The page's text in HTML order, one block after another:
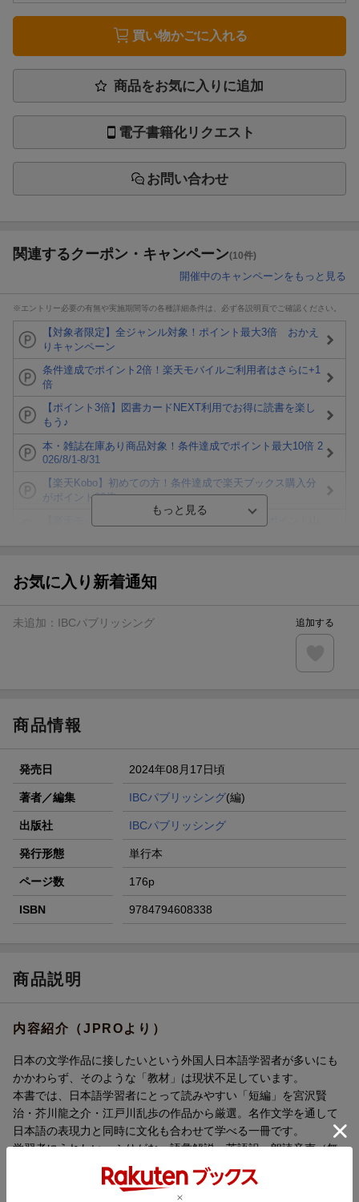
買い物かごに入れる
商品をお気に入りに追加
電子書籍化リクエスト
お問い合わせ
関連するクーポン・キャンペーン(10件)
開催中のキャンペーンをもっと見る
※エントリー必要の有無や実施期間等の各種詳細条件は、必ず各説明頁でご確認ください。
【対象者限定】全ジャンル対象！ポイント最大3倍 おかえ
りキャンペーン
条件達成でポイント2倍！楽天モバイルご利用者はさらに+1
倍
【ポイント3倍】図書カードNEXT利用でお得に読書を楽し
もう♪
本・雑誌在庫あり商品対象！条件達成でポイント最大10倍 2
026/8/1-8/31
【楽天Kobo】初めての方！条件達成で楽天ブックス購入分
がポイント20倍
ト山分け
楽天モバイル紹介キャンペーンの拡散で300円OFFクーポン
条件達成で楽天限定・宝塚歌劇 宙組貸切公演ペアチケット
お気に入り新着通知
未追加： IBCパブリッシング 追加する
商品情報
発売日 2024年08月17日頃
著者／編集 IBCパブリッシング(編)
出版社 IBCパブリッシング
発行形態 単行本
ページ数 176p
ISBN 9784794608338
商品説明
内容紹介（JPROより）
日本の文学作品に接したいという外国人日本語学習者が多いにも
かかわらず、そのような「教材」は現状不足しています。
本書では、日本語学習者にとって読みやすい「短編」を宮沢賢
治・芥川龍之介・江戸川乱歩の作品から厳選。名作文学を通して
日本語の表現力と同時に文化も合わせて学べる一冊です。
学習者にうれしい、ふりがな・語彙解説・英語訳・朗読音声（無
料ダウンロード）付き。